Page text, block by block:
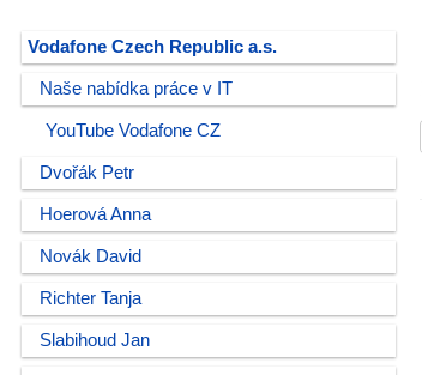
Vodafone Czech Republic a.s.
Naše nabídka práce v IT
YouTube Vodafone CZ
Dvořák Petr
Hoerová Anna
Novák David
Richter Tanja
Slabihoud Jan